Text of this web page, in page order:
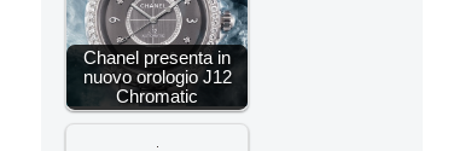
Chanel presenta in
nuovo orologio J12
Chromatic